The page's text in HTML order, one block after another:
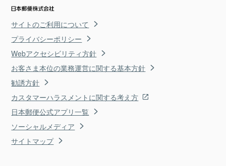
サイトのご利用について
プライバシーポリシー
Webアクセシビリティ方針
お客さま本位の業務運営に関する基本方針
勧誘方針
カスタマーハラスメントに関する考え方
日本郵便公式アプリ一覧
ソーシャルメディア
サイトマップ